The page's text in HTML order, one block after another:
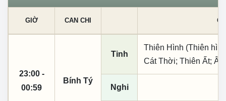
GIỜ CAN CHI
23:00 -
00:59
Bính Tý
Tinh
Thiên Hình (Thiên
Cát Thời; Thiên Ất;
Nghi